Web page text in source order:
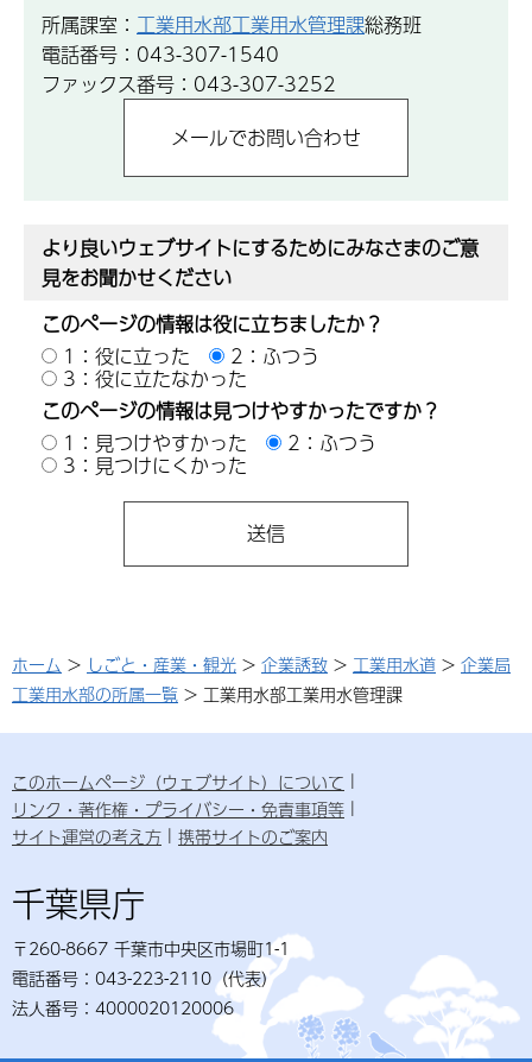
所属課室： 工業用水部工業用水管理課総務班
電話番号：043-307-1540
ファックス番号：043-307-3252
より良いウェブサイトにするためにみなさまのご意
見をお聞かせください
このページの情報は役に立ちましたか？
1：役に立った
2：ふつう
3：役に立たなかった
このページの情報は見つけやすかったですか？
1：見つけやすかった
2：ふつう
3：見つけにくかった
ホーム > しごと・産業・観光 > 企業誘致 > 工業用水道 > 企業局
工業用水部の所属一覧 > 工業用水部工業用水管理課
このホームページ（ウェブサイト）について
リンク・著作権・プライバシー・免責事項等
サイト運営の考え方
携帯サイトのご案内
千葉県庁
〒260-8667 千葉市中央区市場町1-1
電話番号：043-223-2110（代表）
法人番号：4000020120006